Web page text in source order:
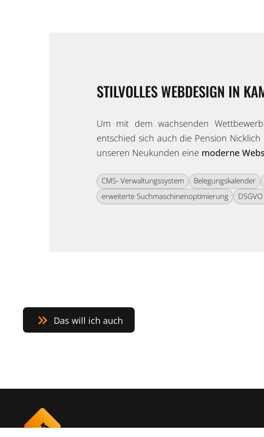
STILVOLLES WEBDESIGN IN
Um mit dem wachsenden
entschied sich auch die Pension
unseren Neukunden eine moderne
CMS- Verwaltungssystem Belegungskalender
erweiterte Suchmaschinenoptimierung
Das will ich auch